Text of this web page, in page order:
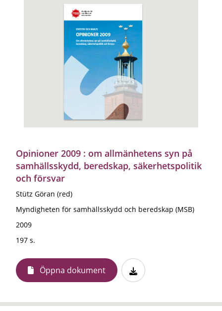
Opinioner 2009 : om allmänhetens syn på
samhällsskydd, beredskap, säkerhetspolitik
och försvar
Stütz Göran (red)
Myndigheten för samhällsskydd och beredskap (MSB)
2009
197 s.
Öppna dokument